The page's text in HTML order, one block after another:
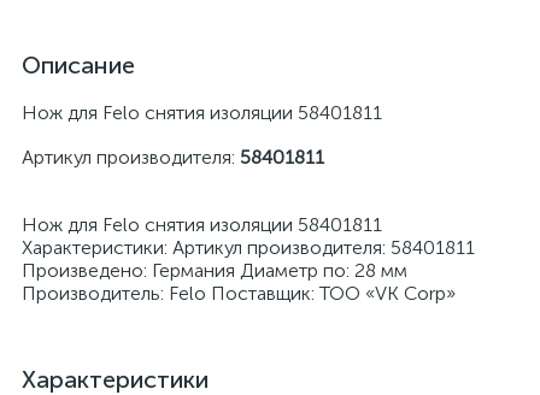
Описание
Нож для Felo снятия изоляции 58401811
Артикул производителя: 58401811
Нож для Felo снятия изоляции 58401811
Характеристики: Артикул производителя: 58401811
Произведено: Германия Диаметр по: 28 мм
Производитель: Felo Поставщик: ТОО «VK Corp»
Характеристики